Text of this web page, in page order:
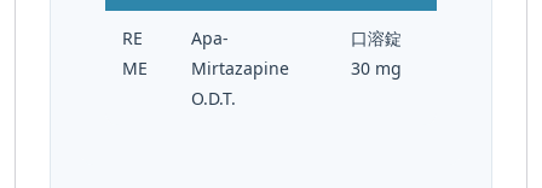
RE
ME
Apa-
Mirtazapine
O.D.T.
口溶錠
30 mg